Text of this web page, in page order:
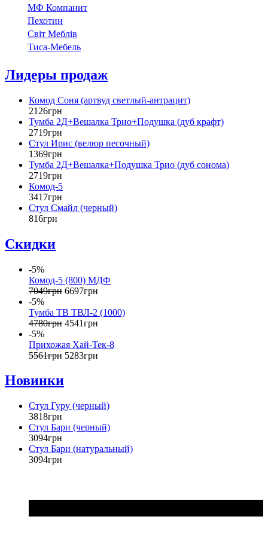
МФ Компанит
Пехотин
Світ Меблів
Тиса-Мебель
Лидеры продаж
Комод Соня (артвуд светлый-антрацит)
2126грн
Тумба 2Д+Вешалка Трио+Подушка (дуб крафт)
2719грн
Стул Ирис (велюр песочный)
1369грн
Тумба 2Д+Вешалка+Подушка Трио (дуб сонома)
2719грн
Комод-5
3417грн
Стул Смайл (черный)
816грн
Скидки
-5%
Комод-5 (800) МДФ
7049грн 6697грн
-5%
Тумба ТВ ТВЛ-2 (1000)
4780грн 4541грн
-5%
Прихожая Хай-Тек-8
5561грн 5283грн
Новинки
Стул Гуру (черный)
3818грн
Стул Бари (черный)
3094грн
Стул Бари (натуральный)
3094грн